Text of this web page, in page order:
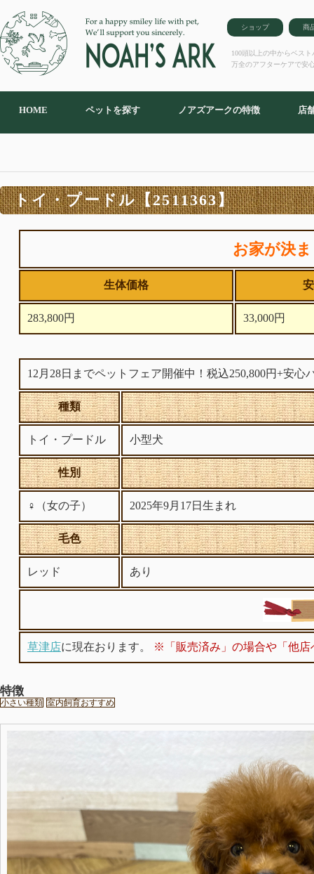
ショップ 商
100頭以上の中からベス
万全のアフターケアで安
HOME ペットを探す ノアズアークの特徴 店
トイ・プードル【2511363】
お家が決
生体価格
283,800円 33,000円
12月28日までペットフェア開催中！税込250,800円+安心
種類
トイ・プードル 小型犬
性別
♀（女の子） 2025年9月17日生まれ
毛色
レッド あり
草津店に現在おります。 ※「販売済み」の場合や「他店
特徴
小さい種類 室内飼育おすすめ